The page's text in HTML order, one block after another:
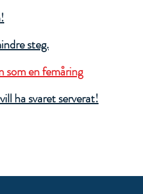
steg.
en femåring
ha svaret serverat!